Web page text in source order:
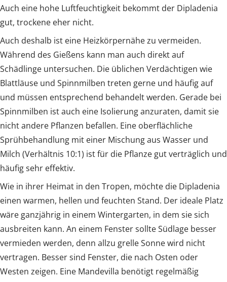
Auch eine hohe Luftfeuchtigkeit bekommt der Dipladenia
gut, trockene eher nicht.
Auch deshalb ist eine Heizkörpernähe zu vermeiden.
Während des Gießens kann man auch direkt auf
Schädlinge untersuchen. Die üblichen Verdächtigen wie
Blattläuse und Spinnmilben treten gerne und häufig auf
und müssen entsprechend behandelt werden. Gerade bei
Spinnmilben ist auch eine Isolierung anzuraten, damit sie
nicht andere Pflanzen befallen. Eine oberflächliche
Sprühbehandlung mit einer Mischung aus Wasser und
Milch (Verhältnis 10:1) ist für die Pflanze gut verträglich und
häufig sehr effektiv.
Wie in ihrer Heimat in den Tropen, möchte die Dipladenia
einen warmen, hellen und feuchten Stand. Der ideale Platz
wäre ganzjährig in einem Wintergarten, in dem sie sich
ausbreiten kann. An einem Fenster sollte Südlage besser
vermieden werden, denn allzu grelle Sonne wird nicht
vertragen. Besser sind Fenster, die nach Osten oder
Westen zeigen. Eine Mandevilla benötigt regelmäßig